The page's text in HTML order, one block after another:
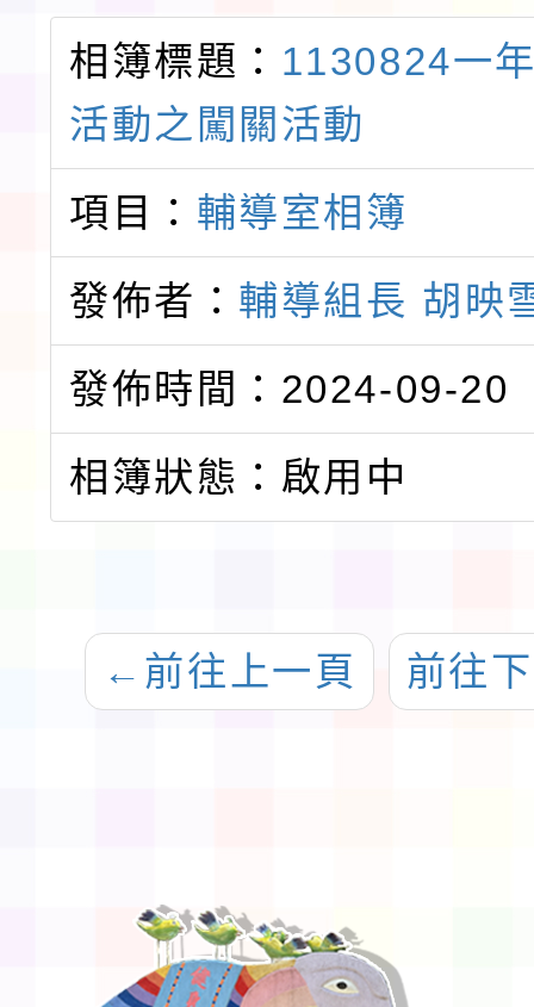
相簿標題： 1130824一
活動之闖關活動
項目： 輔導室相簿
發佈者： 輔導組長 胡映
發佈時間：2024-09-20
相簿狀態：啟用中
← 前往上一頁 前往